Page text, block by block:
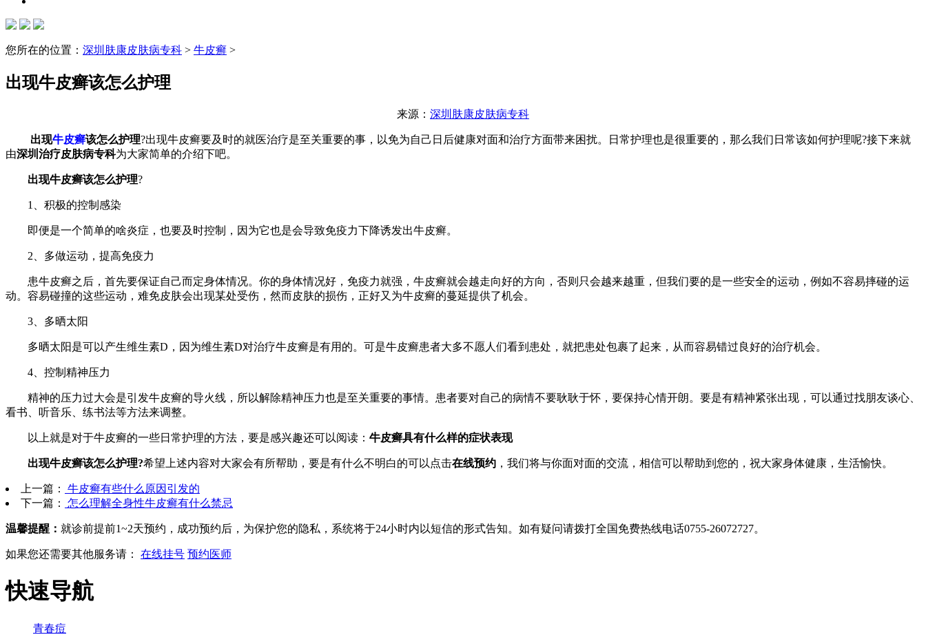
您所在的位置： 深圳肤康皮肤病专科 > 牛皮癣 >
出现牛皮癣该怎么护理
来源： 深圳肤康皮肤病专科
出现牛皮癣该怎么护理?出现牛皮癣要及时的就医治疗是至关重要的事，以免为自己日后健康对面和治疗方面带来困扰。日常护理也是很重要的，那么我们日常该如何护理呢?接下来就
由深圳治疗皮肤病专科为大家简单的介绍下吧。
出现牛皮癣该怎么护理?
1、积极的控制感染
即便是一个简单的啥炎症，也要及时控制，因为它也是会导致免疫力下降诱发出牛皮癣。
2、多做运动，提高免疫力
患牛皮癣之后，首先要保证自己而定身体情况。你的身体情况好，免疫力就强，牛皮癣就会越走向好的方向，否则只会越来越重，但我们要的是一些安全的运动，例如不容易摔碰的运
动。容易碰撞的这些运动，难免皮肤会出现某处受伤，然而皮肤的损伤，正好又为牛皮癣的蔓延提供了机会。
3、多晒太阳
多晒太阳是可以产生维生素D，因为维生素D对治疗牛皮癣是有用的。可是牛皮癣患者大多不愿人们看到患处，就把患处包裹了起来，从而容易错过良好的治疗机会。
4、控制精神压力
精神的压力过大会是引发牛皮癣的导火线，所以解除精神压力也是至关重要的事情。患者要对自己的病情不要耿耿于怀，要保持心情开朗。要是有精神紧张出现，可以通过找朋友谈心、
看书、听音乐、练书法等方法来调整。
以上就是对于牛皮癣的一些日常护理的方法，要是感兴趣还可以阅读： 牛皮癣具有什么样的症状表现
出现牛皮癣该怎么护理?希望上述内容对大家会有所帮助，要是有什么不明白的可以点击在线预约 ，我们将与你面对面的交流，相信可以帮助到您的，祝大家身体健康，生活愉快。
上一篇：
牛皮癣有些什么原因引发的
下一篇：
怎么理解全身性牛皮癣有什么禁忌
温馨提醒： 就诊前提前1~2天预约，成功预约后，为保护您的隐私，系统将于24小时内以短信的形式告知。如有疑问请拨打全国免费热线电话0755-26072727。
如果您还需要其他服务请： 在线挂号 预约医师
快速导航
青春痘